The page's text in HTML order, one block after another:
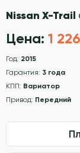
Nissan X-Trail
Цена: 1
Год: 2015
Гарантия: 3 года
КПП: Вариатор
Привод: Передний